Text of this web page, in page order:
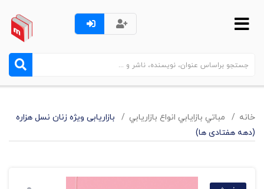
خانه مباتي بازايابي انواع بازاريابي
بازاریابی ویژه زنان نسل هزاره
(دهه هفتادی ها)